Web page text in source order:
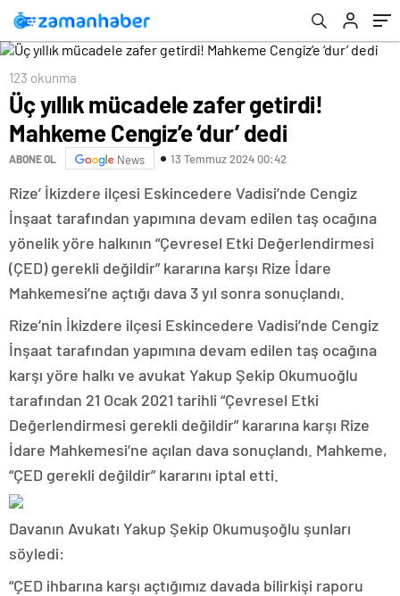
123 okunma
Üç yıllık mücadele zafer getirdi!
Mahkeme Cengiz’e ‘dur’ dedi
ABONE OL News 13 Temmuz 2024 00:42
Rize’ İkizdere ilçesi Eskincedere Vadisi’nde Cengiz
İnşaat tarafından yapımına devam edilen taş ocağına
yönelik yöre halkının “Çevresel Etki Değerlendirmesi
(ÇED) gerekli değildir” kararına karşı Rize İdare
Mahkemesi’ne açtığı dava 3 yıl sonra sonuçlandı.
Rize’nin İkizdere ilçesi Eskincedere Vadisi’nde Cengiz
İnşaat tarafından yapımına devam edilen taş ocağına
karşı yöre halkı ve avukat Yakup Şekip Okumuoğlu
tarafından 21 Ocak 2021 tarihli “Çevresel Etki
Değerlendirmesi gerekli değildir” kararına karşı Rize
İdare Mahkemesi’ne açılan dava sonuçlandı. Mahkeme,
“ÇED gerekli değildir” kararını iptal etti.
Davanın Avukatı Yakup Şekip Okumuşoğlu şunları
söyledi:
“ÇED ihbarına karşı açtığımız davada bilirkişi raporu